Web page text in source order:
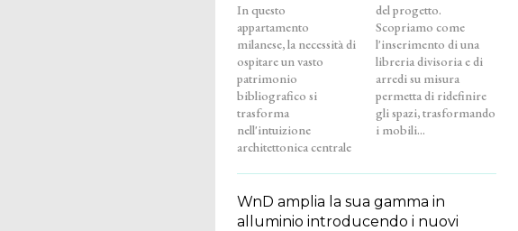
In questo
appartamento
milanese, la necessità di
ospitare un vasto
patrimonio
bibliografico si
trasforma
nell'intuizione
architettonica centrale
del progetto.
Scopriamo come
l'inserimento di una
libreria divisoria e di
arredi su misura
permetta di ridefinire
gli spazi, trasformando
i mobili...
WnD amplia la sua gamma in
alluminio introducendo i nuovi